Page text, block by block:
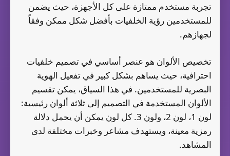
تجربة مستخدم ممتازة على كل الأجهزة، حيث يضمن
للمستخدمين رؤية الخلفيات بأفضل شكل ممكن وفقاً
لجهازهم.
تخصيص الألوان هو عنصر أساسي في تصميم خلفيات
احترافية، حيث يساهم بشكل كبير في تفعيل الهوية
البصرية للمستخدمين. في هذا السياق، يمكن تقسيم
الألوان المستخدمة في التصميم إلى ثلاثة ألوان رئيسية:
لون 1، لون 2، ولون 3. كل لون يمكن أن يحمل دلالة
رمزية معينة، ويستهدف مشاعر وخبرات مختلفة لدى
المشاهد.